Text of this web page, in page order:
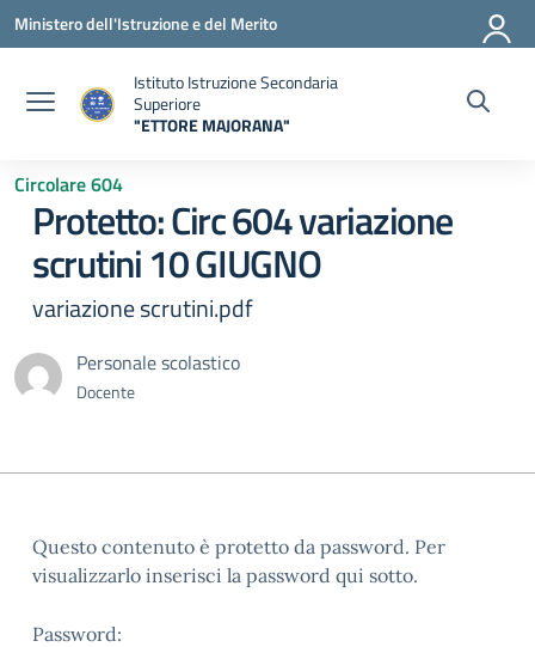
Vai ai contenuti
Vai al menu di navigazione
Vai al footer
Ministero dell'Istruzione e del Merito
Istituto Istruzione Secondaria
Superiore
"ETTORE MAJORANA"
Circolare 604
Protetto: Circ 604 variazione
scrutini 10 GIUGNO
variazione scrutini.pdf
Personale scolastico
Docente
Questo contenuto è protetto da password. Per
visualizzarlo inserisci la password qui sotto.
Password: